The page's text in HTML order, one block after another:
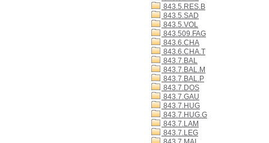
843.5.RES.B
843.5.SAD
843.5.VOL
843.509.FAG
843.6.CHA
843.6.CHA.T
843.7.BAL
843.7.BAL.M
843.7.BAL.P
843.7.DOS
843.7.GAU
843.7.HUG
843.7.HUG.G
843.7.LAM
843.7.LEG